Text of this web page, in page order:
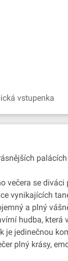
vstupenka
večera se
vynikajících
a plný
hudba,
je jedinečnou
plný krásy,